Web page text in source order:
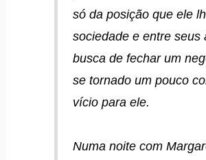
só da posição que ele
sociedade e entre seus
busca de fechar um
se tornado um pouco
vício para ele.
Numa noite com